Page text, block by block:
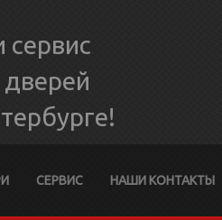
сервис
СЕРВИС НАШИ КОНТАКТЫ